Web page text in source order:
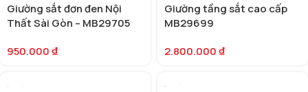
Giường sắt đơn đen Nội
Thất Sài Gòn – MB29705
950.000₫
Giường tầng sắt cao cấp
MB29699
2.800.000₫